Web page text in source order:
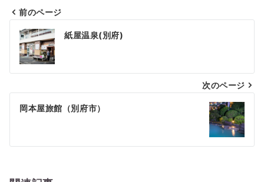
投
稿
ナ
ビ
ゲ
シ
前のページ
紙屋温泉(別府)
次のページ
岡本屋旅館（別府市）